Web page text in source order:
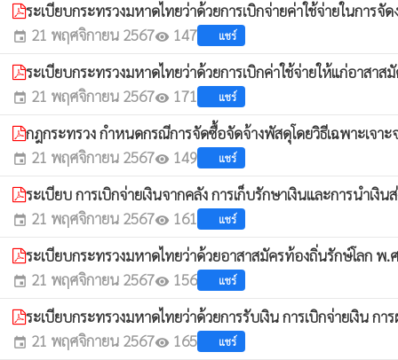
ระเบียบกระทรวงมหาดไทยว่าด้วยการเบิกจ่ายค่าใช้จ่ายในกา
event 21 พฤศจิกายน 2567visibility 147 แชร์
ระเบียบกระทรวงมหาดไทยว่าด้วยการเบิกค่าใช้จ่ายให้แก่อาส
event 21 พฤศจิกายน 2567visibility 171 แชร์
กฎกระทรวง กำหนดกรณีการจัดซื้อจัดจ้างพัสดุโดยวิธีเฉพาะเจา
event 21 พฤศจิกายน 2567visibility 149 แชร์
ระเบียบ การเบิกจ่ายเงินจากคลัง การเก็บรักษาเงินและการนำเ
event 21 พฤศจิกายน 2567visibility 161 แชร์
ระเบียบกระทรวงมหาดไทยว่าด้วยอาสาสมัครท้องถิ่นรักษ์โลก พ
event 21 พฤศจิกายน 2567visibility 156 แชร์
ระเบียบกระทรวงมหาดไทยว่าด้วยการรับเงิน การเบิกจ่ายเงิน
event 21 พฤศจิกายน 2567visibility 165 แชร์